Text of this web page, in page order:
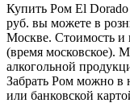
Купить Ром El Dorado
руб. вы можете в
Москве. Стоимость и
(время московское).
алкогольной
Забрать Ром можно в
или банковской